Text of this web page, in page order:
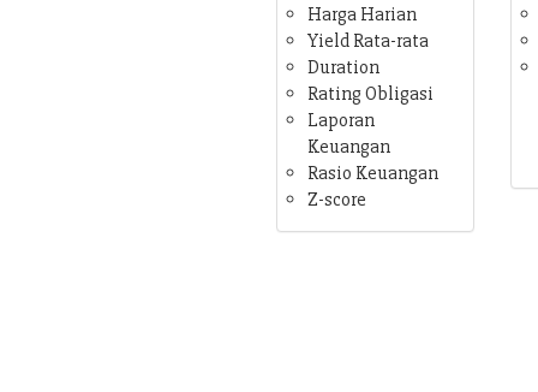
Harga Harian
Yield Rata-rata
Duration
Rating Obligasi
Laporan
Keuangan
Rasio Keuangan
Z-score